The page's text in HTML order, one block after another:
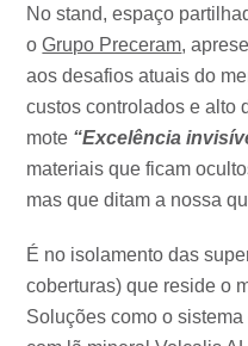
No stand, espaço
oGrupo Preceram,
aos desafios atuais do
custos controlados e alto
mote “Excelência
materiais que ficam
mas que ditam a nossa
É no isolamento das
coberturas) que reside o
Soluções como o